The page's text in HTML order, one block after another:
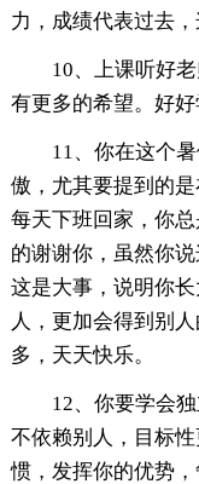
力，成绩代表过去，
10、上课听好
有更多的希望。好好
11、你在这个
傲，尤其要提到的
每天下班回家，你
的谢谢你，虽然你
这是大事，说明你
人，更加会得到别
多，天天快乐。
12、你要学会
不依赖别人，目标
惯，发挥你的优势